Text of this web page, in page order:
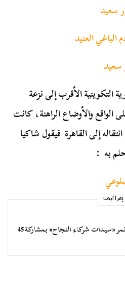
سعيد
العنيد
سعيد
التكوينية الأقرب إلى نزعة
الواقع والأوضاع الراهنة، كانت
إلى القاهرة فيقول شاكيا
به :
إقرأ أيضا
انطلاق مؤتمر «سيدات شركاء النجاح» بمشاركة 45